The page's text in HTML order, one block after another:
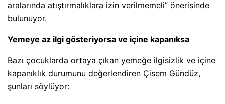
aralarında atıştırmalıklara izin verilmemeli” önerisinde
bulunuyor.
Yemeye az ilgi gösteriyorsa ve içine kapanıksa
Bazı çocuklarda ortaya çıkan yemeğe ilgisizlik ve içine
kapanıklık durumunu değerlendiren Çisem Gündüz,
şunları söylüyor: